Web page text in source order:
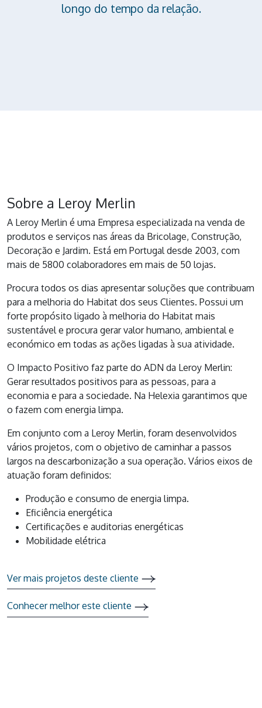
longo do tempo da relação.
Sobre a Leroy Merlin
A Leroy Merlin é uma Empresa especializada na venda de
produtos e serviços nas áreas da Bricolage, Construção,
Decoração e Jardim. Está em Portugal desde 2003, com
mais de 5800 colaboradores em mais de 50 lojas.
Procura todos os dias apresentar soluções que contribuam
para a melhoria do Habitat dos seus Clientes. Possui um
forte propósito ligado à melhoria do Habitat mais
sustentável e procura gerar valor humano, ambiental e
económico em todas as ações ligadas à sua atividade.
O Impacto Positivo faz parte do ADN da Leroy Merlin:
Gerar resultados positivos para as pessoas, para a
economia e para a sociedade. Na Helexia garantimos que
o fazem com energia limpa.
Em conjunto com a Leroy Merlin, foram desenvolvidos
vários projetos, com o objetivo de caminhar a passos
largos na descarbonização a sua operação. Vários eixos de
atuação foram definidos:
Produção e consumo de energia limpa.
Eficiência energética
Certificações e auditorias energéticas
Mobilidade elétrica
Ver mais projetos deste cliente
Conhecer melhor este cliente